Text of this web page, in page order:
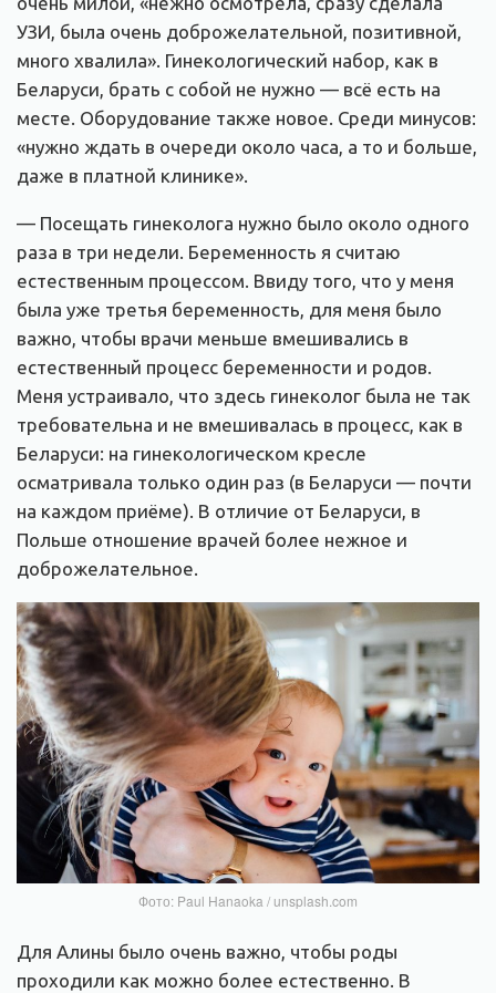
УЗИ, была очень доброжелательной, позитивной,
много хвалила». Гинекологический набор, как в
Беларуси, брать с собой не нужно — всё есть на
месте. Оборудование также новое. Среди минусов:
«нужно ждать в очереди около часа, а то и больше,
даже в платной клинике».
— Посещать гинеколога нужно было около одного
раза в три недели. Беременность я считаю
естественным процессом. Ввиду того, что у меня
была уже третья беременность, для меня было
важно, чтобы врачи меньше вмешивались в
естественный процесс беременности и родов.
Меня устраивало, что здесь гинеколог была не так
требовательна и не вмешивалась в процесс, как в
Беларуси: на гинекологическом кресле
осматривала только один раз (в Беларуси — почти
на каждом приёме). В отличие от Беларуси, в
Польше отношение врачей более нежное и
доброжелательное.
Фото: Paul Hanaoka / unsplash.com
Для Алины было очень важно, чтобы роды
проходили как можно более естественно. В